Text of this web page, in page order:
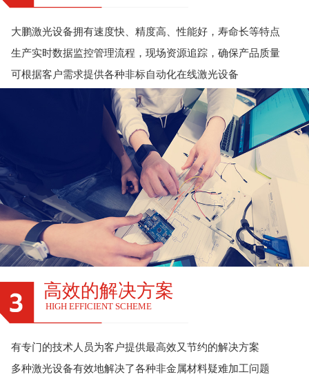
大鹏激光设备拥有速度快、精度高、性能好，寿命长等特点
生产实时数据监控管理流程，现场资源追踪，确保产品质量
可根据客户需求提供各种非标自动化在线激光设备
高效的解决方案
HIGH EFFICIENT SCHEME
有专门的技术人员为客户提供最高效又节约的解决方案
多种激光设备有效地解决了各种非金属材料疑难加工问题